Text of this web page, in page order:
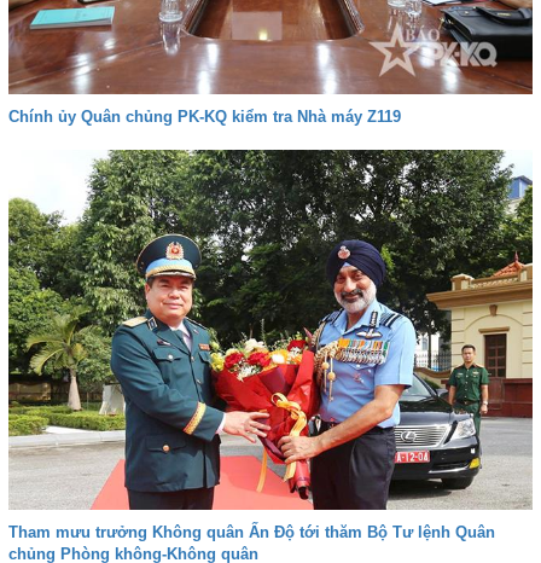
Chính ủy Quân chủng PK-KQ kiểm tra Nhà máy Z119
Tham mưu trưởng Không quân Ấn Độ tới thăm Bộ Tư lệnh Quân
chủng Phòng không-Không quân